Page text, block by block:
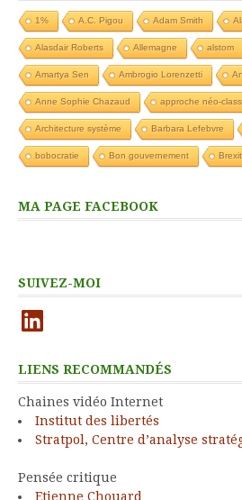
1% A.C. Pigou Adam Smith
Alasdair Roberts Allemagne alstom
Amartya Sen Ambrogio Lorenzetti
Anne Sophie Chazaud approche néo-
Architecture système Barbara Lefebvre
bobocratie Bon gouvernement Brexit
MA PAGE FACEBOOK
SUIVEZ-MOI
LinkedIn
LIENS RECOMMANDÉS
Chaines vidéo Internet
Institut des libertés
Stratpol, Centre d’analyse
Pensée critique
Etienne Chouard